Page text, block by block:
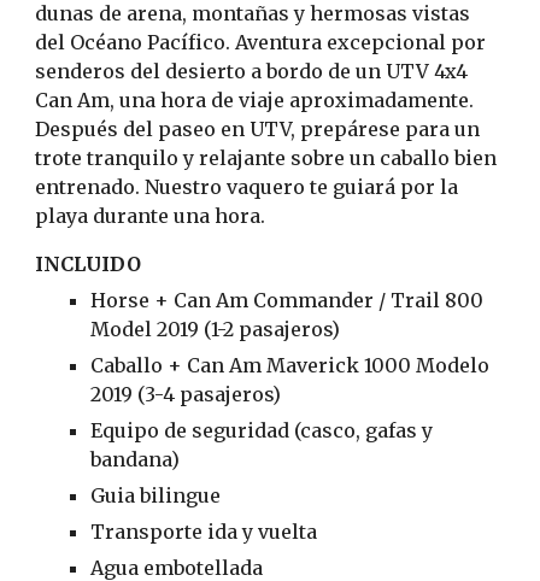
dunas de arena, montañas y hermosas vistas
del Océano Pacífico. Aventura excepcional por
senderos del desierto a bordo de un UTV 4x4
Can Am, una hora de viaje aproximadamente.
Después del paseo en UTV, prepárese para un
trote tranquilo y relajante sobre un caballo bien
entrenado. Nuestro vaquero te guiará por la
playa durante una hora.
INCLUIDO
Horse + Can Am Commander / Trail 800
Model 2019 (1-2 pasajeros)
Caballo + Can Am Maverick 1000 Modelo
2019 (3-4 pasajeros)
Equipo de seguridad (casco, gafas y
bandana)
Guia bilingue
Transporte ida y vuelta
Agua embotellada